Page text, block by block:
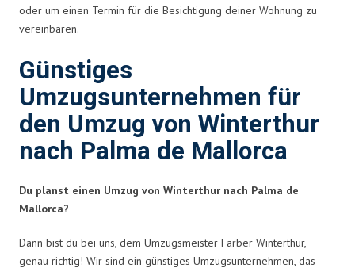
oder um einen Termin für die Besichtigung deiner Wohnung zu
vereinbaren.
Günstiges
Umzugsunternehmen für
den Umzug von Winterthur
nach Palma de Mallorca
Du planst einen Umzug von Winterthur nach Palma de
Mallorca?
Dann bist du bei uns, dem Umzugsmeister Farber Winterthur,
genau richtig! Wir sind ein günstiges Umzugsunternehmen, das